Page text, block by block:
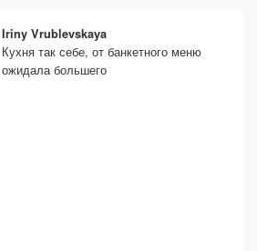
Iriny Vrublevskaya
Кухня так себе, от банкетного меню
ожидала большего